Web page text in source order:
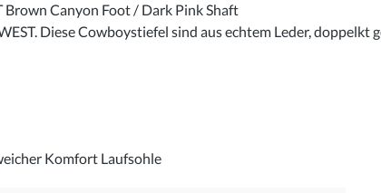
Canyon Foot / Dark Pink Shaft
Diese Cowboystiefel sind aus echtem Leder,
Komfort Laufsohle